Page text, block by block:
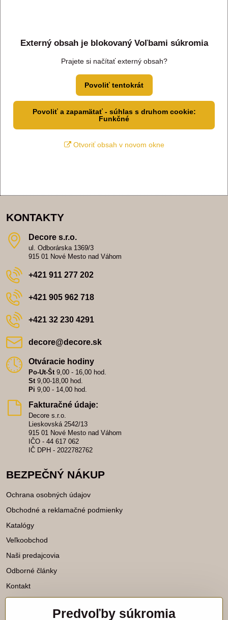
Externý obsah je blokovaný Voľbami súkromia
Prajete si načítať externý obsah?
Povoliť tentokrát
Povoliť a zapamätať - súhlas s druhom cookie:
Funkčné
Otvoriť obsah v novom okne
KONTAKTY
Decore s​.r​.o​.
ul. Odborárska 1369/3
915 01 Nové Mesto nad Váhom
+421 911 277 202
+421 905 962 718
+421 32 230 4291
decore​@decore​.sk
Otváracie hodiny
Po-Ut-Št9,00 - 16,00 hod.
St9,00-18,00 hod.
Pi 9,00 - 14,00 hod.
Fakturačné údaje:
Decore s.r.o.
Lieskovská 2542/13
915 01 Nové Mesto nad Váhom
IČO - 44 617 062
IČ DPH - 2022782762
BEZPEČNÝ NÁKUP
Ochrana osobných údajov
Obchodné a reklamačné podmienky
Katalógy
Veľkoobchod
Naši predajcovia
Odborné články
Kontakt
Katalógy na stiahnutie
Predvoľby súkromia